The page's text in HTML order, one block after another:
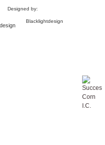
Designed by:
Blacklightdesign